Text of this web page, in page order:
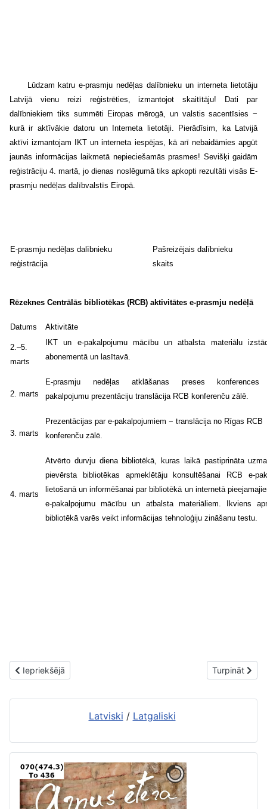
Lūdzam katru e-prasmju nedēļas dalībnieku un interneta lietotāju
Latvijā vienu reizi reģistrēties, izmantojot skaitītāju!
Dati par
dalībniekiem tiks summēti Eiropas mērogā, un valstis sacentīsies −
kurā ir aktīvākie datoru un Interneta lietotāji. Pierādīsim, ka Latvijā
aktīvi izmantojam IKT un interneta iespējas, kā arī nebaidāmies apgūt
jaunās informācijas laikmetā nepieciešamās prasmes! Sevišķi gaidām
reģistrāciju 4. martā, jo dienas noslēgumā tiks apkopti rezultāti visās E-
prasmju nedēļas dalībvalstīs Eiropā.
E-prasmju nedēļas dalībnieku
reģistrācija
Pašreizējais dalībnieku
skaits
Rēzeknes Centrālās bibliotēkas (RCB) aktivitātes e-prasmju nedēļā
Datums Aktivitāte
2.–5.
marts
IKT un e-pakalpojumu mācību un atbalsta materiālu
abonementā un lasītavā.
2. marts
E-prasmju nedēļas atklāšanas preses
pakalpojumu prezentāciju translācija RCB konferenču zālē.
3. marts
Prezentācijas par e-pakalpojumiem − translācija no Rīgas RCB
konferenču zālē.
4. marts
Atvērto durvju diena bibliotēkā, kuras laikā pastiprināta
pievērsta bibliotēkas apmeklētāju konsultēšanai RCB e-
lietošanā un informēšanai par bibliotēkā un internetā
e-pakalpojumu mācību un atbalsta materiāliem. Ikviens
bibliotēkā varēs veikt informācijas tehnoloģiju zināšanu testu.
Iepriekšējais raksts: 8. martā sākas konkurss „No Pekinas līdz
Iepriekšējā Nākamais
Turpināt
Latviski / Latgaliski